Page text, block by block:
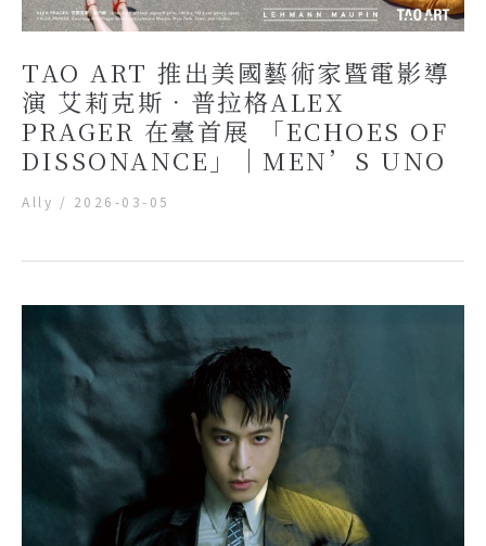
TAO ART 推出美國藝術家暨電影導
演 艾莉克斯．普拉格ALEX
PRAGER 在臺首展 「ECHOES OF
DISSONANCE」｜MEN’S UNO
Ally / 2026-03-05